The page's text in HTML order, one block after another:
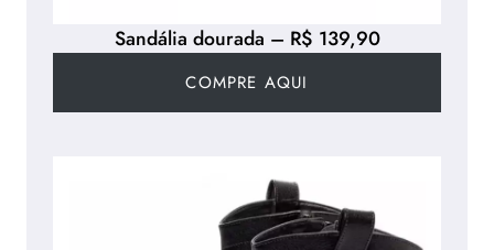
Sandália dourada – R$ 139,90
COMPRE AQUI